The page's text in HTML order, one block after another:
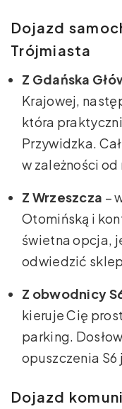
Dojazd
Trójmiasta
Z Gdańska
Krajowej,
która
Przywidzka.
w zależności od
Z Wrzeszcza –
Otomińską i
świetna opcja,
odwiedzić
Z obwodnicy
kieruje Cię
parking.
opuszczenia
Dojazd